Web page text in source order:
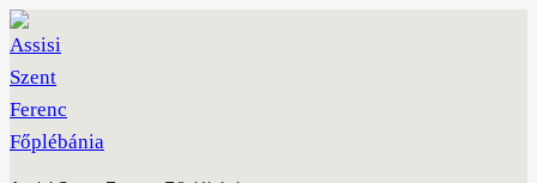
Skip
to
content